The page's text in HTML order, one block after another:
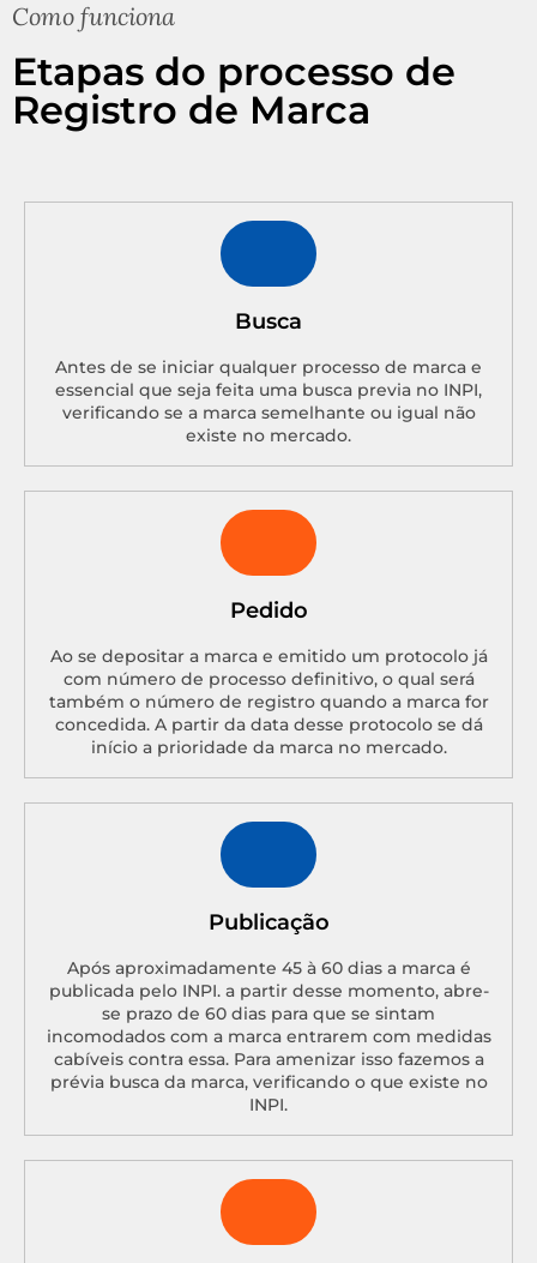
Como funciona
Etapas do processo de
Registro de Marca
Busca
Antes de se iniciar qualquer processo de marca e
essencial que seja feita uma busca previa no INPI,
verificando se a marca semelhante ou igual não
existe no mercado.
Pedido
Ao se depositar a marca e emitido um protocolo já
com número de processo definitivo, o qual será
também o número de registro quando a marca for
concedida. A partir da data desse protocolo se dá
início a prioridade da marca no mercado.
Publicação
Após aproximadamente 45 à 60 dias a marca é
publicada pelo INPI. a partir desse momento, abre-
se prazo de 60 dias para que se sintam
incomodados com a marca entrarem com medidas
cabíveis contra essa. Para amenizar isso fazemos a
prévia busca da marca, verificando o que existe no
INPI.